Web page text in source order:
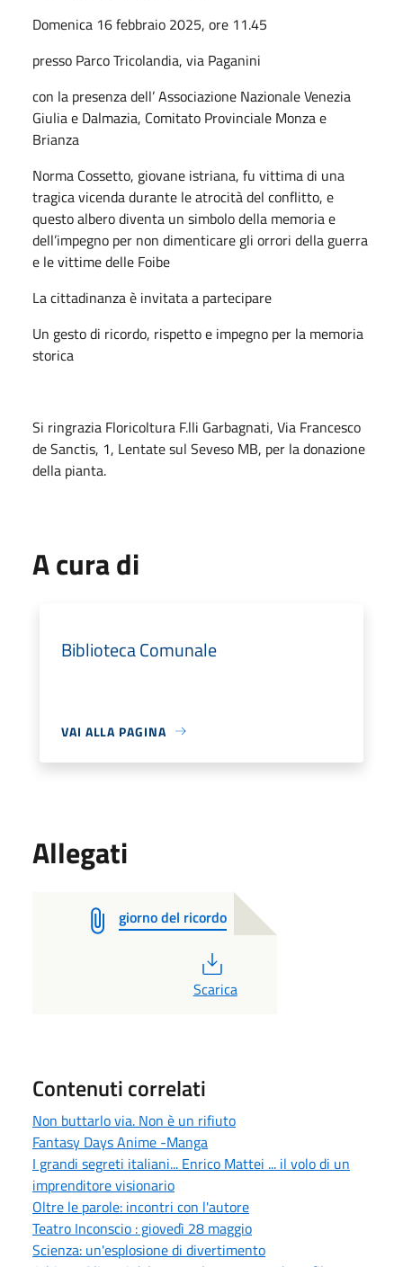
Domenica 16 febbraio 2025, ore 11.45
presso Parco Tricolandia, via Paganini
con la presenza dell’ Associazione Nazionale Venezia
Giulia e Dalmazia, Comitato Provinciale Monza e
Brianza
Norma Cossetto, giovane istriana, fu vittima di una
tragica vicenda durante le atrocità del conflitto, e
questo albero diventa un simbolo della memoria e
dell’impegno per non dimenticare gli orrori della guerra
e le vittime delle Foibe
La cittadinanza è invitata a partecipare
Un gesto di ricordo, rispetto e impegno per la memoria
storica
Si ringrazia Floricoltura F.lli Garbagnati, Via Francesco
de Sanctis, 1, Lentate sul Seveso MB, per la donazione
della pianta.
A cura di
Biblioteca Comunale
VAI ALLA PAGINA
Allegati
giorno del ricordo
Scarica
Contenuti correlati
Non buttarlo via. Non è un rifiuto
Fantasy Days Anime -Manga
I grandi segreti italiani... Enrico Mattei ... il volo di un
imprenditore visionario
Oltre le parole: incontri con l'autore
Teatro Inconscio : giovedì 28 maggio
Scienza: un'esplosione di divertimento